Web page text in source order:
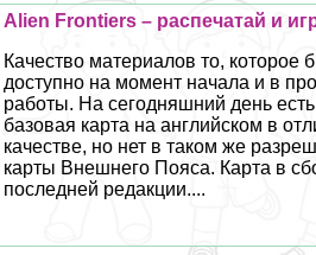
Alien Frontiers – распечатай и
Качество материалов то, которое
доступно на момент начала и в
работы. На сегодняшний день есть
базовая карта на английском в
качестве, но нет в таком же
карты Внешнего Пояса. Карта в
последней редакции....